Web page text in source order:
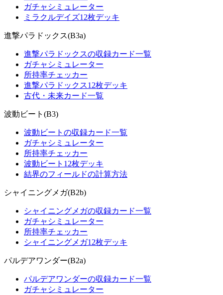
ガチャシミュレーター
ミラクルデイズ12枚デッキ
進撃パラドックス(B3a)
進撃パラドックスの収録カード一覧
ガチャシミュレーター
所持率チェッカー
進撃パラドックス12枚デッキ
古代・未来カード一覧
波動ビート(B3)
波動ビートの収録カード一覧
ガチャシミュレーター
所持率チェッカー
波動ビート12枚デッキ
結界のフィールドの計算方法
シャイニングメガ(B2b)
シャイニングメガの収録カード一覧
ガチャシミュレーター
所持率チェッカー
シャイニングメガ12枚デッキ
パルデアワンダー(B2a)
パルデアワンダーの収録カード一覧
ガチャシミュレーター